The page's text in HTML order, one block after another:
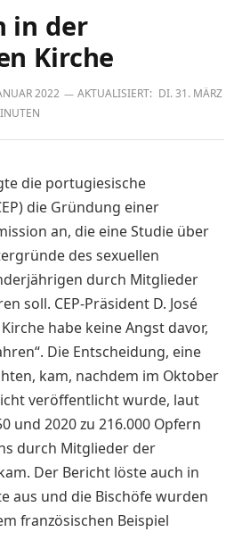
in der
Kirche
2022 AKTUALISIERT: DI. 31. MÄRZ
die portugiesische
die Gründung einer
an, die eine Studie über
des sexuellen
durch Mitglieder
soll. CEP-Präsident D. José
habe keine Angst davor,
Die Entscheidung, eine
kam, nachdem im Oktober
veröffentlicht wurde, laut
und 2020 zu 216.000 Opfern
durch Mitglieder der
Der Bericht löste auch in
aus und die Bischöfe wurden
französischen Beispiel